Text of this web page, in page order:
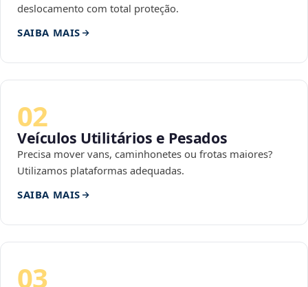
deslocamento com total proteção.
SAIBA MAIS
02
Veículos Utilitários e Pesados
Precisa mover vans, caminhonetes ou frotas maiores?
Utilizamos plataformas adequadas.
SAIBA MAIS
03